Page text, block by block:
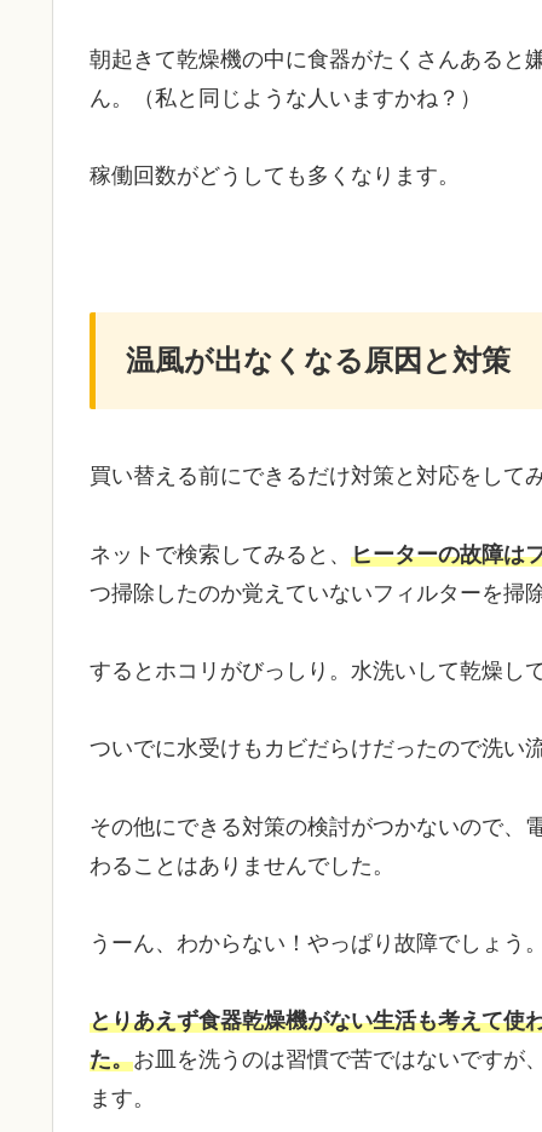
朝起きて乾燥機の中に食器がたくさんあると
ん。（私と同じような人いますかね？）
稼働回数がどうしても多くなります。
温風が出なくなる原因と対策
買い替える前にできるだけ対策と対応をして
ネットで検索してみると、 ヒーターの故障は
つ掃除したのか覚えていないフィルターを掃
するとホコリがびっしり。水洗いして乾燥し
ついでに水受けもカビだらけだったので洗い
その他にできる対策の検討がつかないので、
わることはありませんでした。
うーん、わからない！やっぱり故障でしょう
とりあえず食器乾燥機がない生活も考えて使
た。お皿を洗うのは習慣で苦ではないですが
ます。